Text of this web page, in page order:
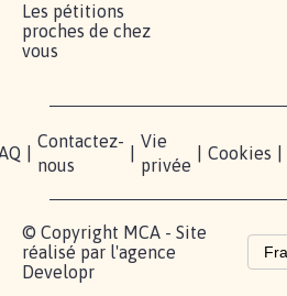
Les pétitions
proches de chez
vous
Contactez-
nous
Vie
privée
Cookies
© Copyright MCA - Site
réalisé par l'agence
Developr